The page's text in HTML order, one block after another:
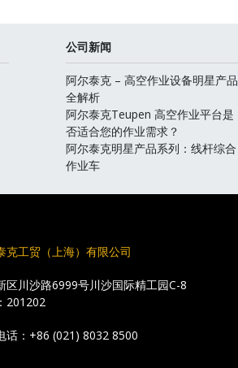
公司新闻
阿尔泰克 – 高空作业设备明星产品
全解析
阿尔泰克Teupen 高空作业平台是
否适合您的作业需求？
阿尔泰克明星产品系列：线杆综合
作业车
克工贸（上海）有限公司
区川沙路6999号川沙国际精工园C-8
201202
话： +86 (021) 8032 8500